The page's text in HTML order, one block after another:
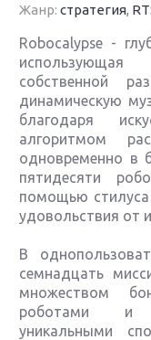
Жанр:стратегия,
Robocalypse -
собственной
динамическую
благодаря
алгоритмом
одновременно в
пятидесяти
помощью
удовольствия от
В
семнадцать
множеством
роботами и
уникальными